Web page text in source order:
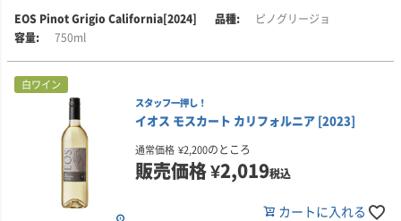
ブランド名の「EOS」は、毎朝天の門を開けて太陽を昇らせるギリシャ神話
の暁の女神イオスに由来します。情熱的な性格ゆえに呪いを受けた彼女の物
熱がワイン造りに注ぎ込まれています。
現在では、かつてのパソ・ロブレス単一畑に限定された生産から一歩進み、
冷涼な沿岸部を含む高品質な自社畑のブドウを使用。これにより、ワインの
品質は飛躍的に向上し、果実味とバランスに優れた味わいが特徴となってい
ます。持続可能な農法(CCSW認証)のもと管理された畑から、品種の個性を活
かした単一品種ワインを中心に、モダンで誠実なスタイルをリーズナブルな
価格で提供しています。
アロマ、フレーバー、テクスチャーを持つワインを生み出しています。
イオスは、1980年代にイタリアから移住した、アルシエロ兄弟によってパ
ソ・ロブレスに創設され、大きな成功を収めたワイナリーです。2010年には
ビル・フォーリー率いるフォーリー・ファミリー・ワインズの一員となり、
新たな時代を迎えました。
ブランド名の「EOS」は、毎朝天の門を開けて太陽を昇らせるギリシャ神話
の暁の女神イオスに由来します。情熱的な性格ゆえに呪いを受けた彼女の物
語になぞらえ、EOSではすべてのブドウを夜明け前に手摘みで収穫。その情
熱がワイン造りに注ぎ込まれています。
■生産者のコメント
このワインは、芳香豊かな品種の魅力をしっかりと引き出しています。香り
え、キーライム、アプリコット、トロピカルフルーツのニュアンスも感じら
れます。アルコール度数12.0％。
グリルしたスズキやサーモンと好相性で、ワインのミネラル感をより引き立
ててくれます。
■ヴィンテージについて
2024年の生育期は、降雨の多い休眠期のあとに穏やかな春を迎えたことが特
徴です。これによりブドウは健全に生育し、長い成熟期を確保できました。
EOS Pinot Grigio California[2024]
ピノグリージョ
750ml
白ワイン
スタッフ一押し！
イオス モスカート カリフォルニア [2023]
通常価格 ¥2,200のところ
販売価格¥2,019税込
カートに入れる